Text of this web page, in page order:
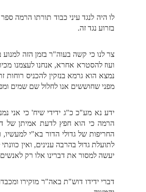
לו היה לנגד עיני כבוד תורתו הרמה
בזרוע נגד זה.
צר לנו כי קשה בעוה"ר בזמן הזה
ועוז להסטרא אחרא, אנחנו לעצמנו
נמצא הוא גרמא בנזקין להכניס
מפני שחוששים אנו לחלול שם שמים
ידע נא מע"כ כ"ג ידידי שיח' כי אני
הרמה כי הוא חפץ לדעת אמיתן של
החריפות של גדולי הדור בא"י
לתועלת גדול בהרבה ענינים, ואין
יעשה למסור את דברינו אלו רק
דברי ידידו דוש"ת באה"ר מוקירו